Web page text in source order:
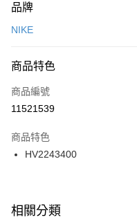
台灣樂天信用卡公司
【關於「AFTEE先享後付」】
便利好安心！
３．安心：先確認商品／服務後
【「AFTEE先享後付」結帳流程】
１．於結帳方式選擇「AFTEE先
２．訂單成立數日內，您將收到
３．收到繳費通知簡訊後14天內
ATM／網路銀行／等多元方式進
※ 交易是否成功請以「AFTEE先
是否繳費成功／繳費後需取消欲
運送方式
每筆NT$100，滿NT$1,500(
宅配
每筆NT$100，滿NT$1,500(
付款後門市自取
每筆NT$100，滿NT$1,500(
品牌
NIKE
商品特色
商品編號
11521539
商品特色
HV2243400
相關分類